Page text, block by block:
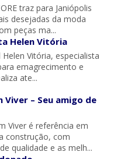
traz para Janiópolis
desejadas da moda
peças ma...
Helen Vitória
Vitória, especialista
emagrecimento e
ate...
Viver – Seu amigo de
Viver é referência em
construção, com
qualidade e as melh...